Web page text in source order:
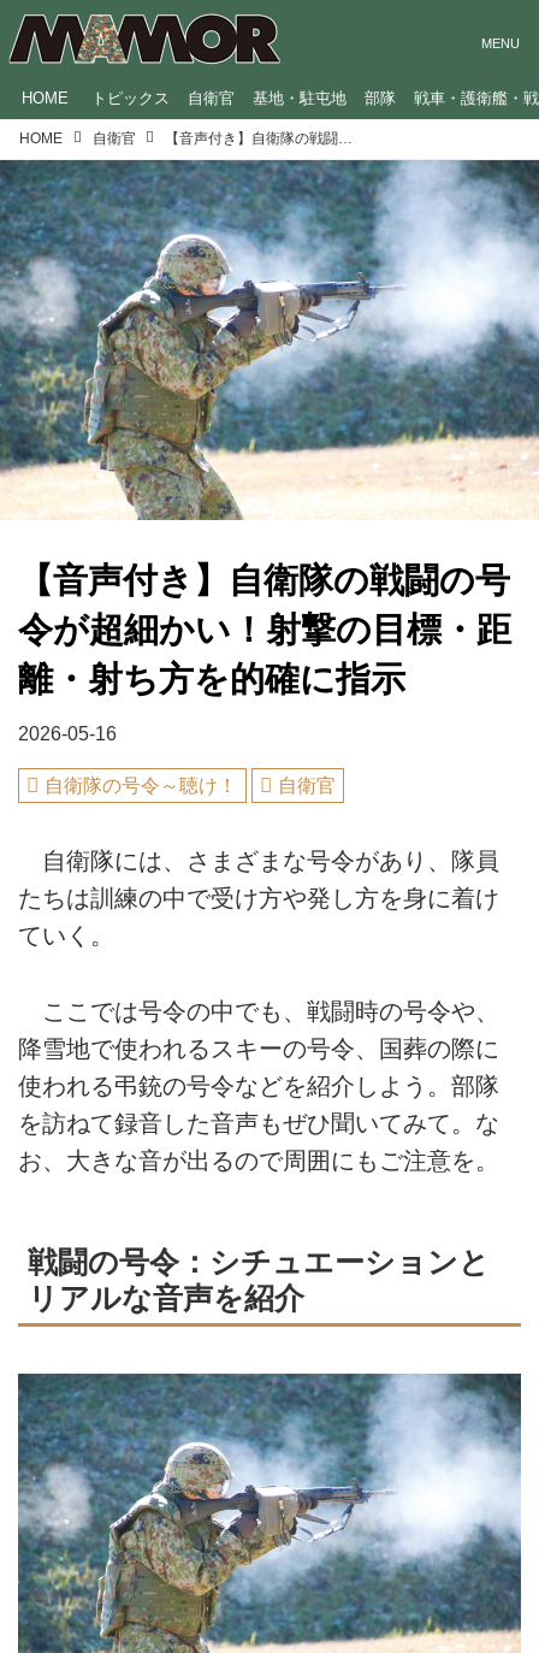
HOME トピックス 自衛官 基地・駐屯地 部隊 戦車・護衛艦・
HOME 自衛官
【音声付き】自衛隊の戦闘の号
令が超細かい！射撃の目標・距
離・射ち方を的確に指示
2026-05-16
自衛隊の号令～聴け！ 自衛官
自衛隊には、さまざまな号令があり、隊員
たちは訓練の中で受け方や発し方を身に着け
ていく。
ここでは号令の中でも、戦闘時の号令や、
降雪地で使われるスキーの号令、国葬の際に
使われる弔銃の号令などを紹介しよう。部隊
を訪ねて録音した音声もぜひ聞いてみて。な
お、大きな音が出るので周囲にもご注意を。
戦闘の号令：シチュエーションと
リアルな音声を紹介